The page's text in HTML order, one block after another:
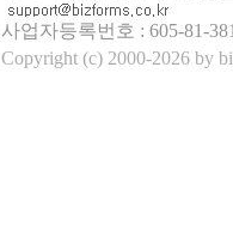
사업자등록번호 : 605-81-
Copyright (c) 2000-2026 by